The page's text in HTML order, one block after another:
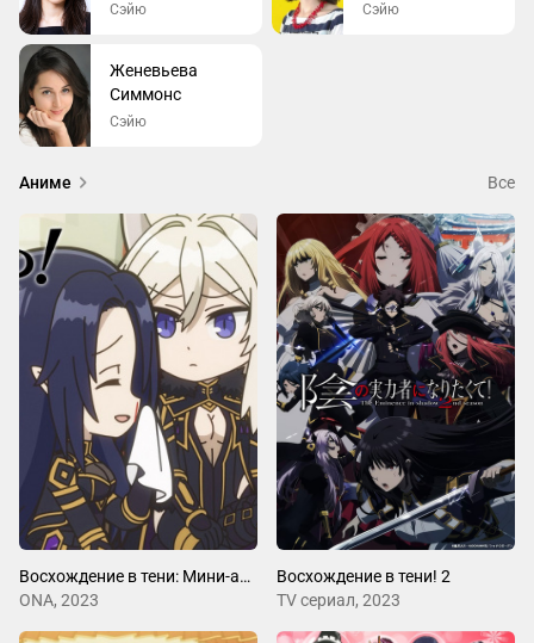
Сэйю Сэйю
Женевьева
Симмонс
Сэйю
Аниме Все
Восхождение в тени: Мини-аниме! 2
ONA, 2023
Восхождение в тени! 2
ТV сериал, 2023